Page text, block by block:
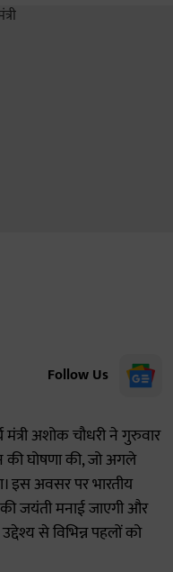
Follow Us
अशोक चौधरी ने गुरुवार
घोषणा की, जो अगले
इस अवसर पर भारतीय
जयंती मनाई जाएगी और
से विभिन्न पहलों को